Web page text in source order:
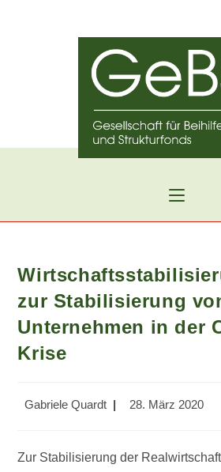
zur Stabilisierung
Unternehmen in der
Krise
Beitrags-
Gabriele Quardt
Beitrag
28. März 2020
Zur Stabilisierung der